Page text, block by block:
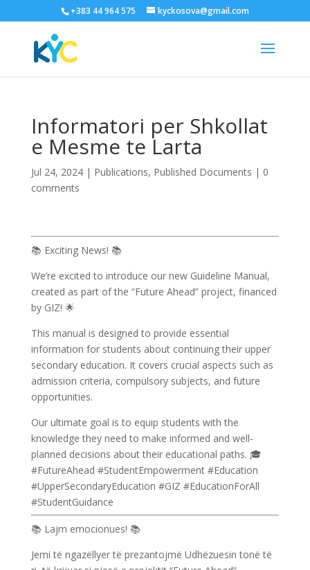
+383 44 964 575 kyckosova@gmail.com
Informatori per Shkollat
e Mesme te Larta
Jul 24, 2024| Publications, Published Documents | 0
comments
📚 Exciting News! 📚
We’re excited to introduce our new Guideline Manual,
created as part of the “Future Ahead” project, financed
by GIZ! 🌟
This manual is designed to provide essential
information for students about continuing their upper
secondary education. It covers crucial aspects such as
admission criteria, compulsory subjects, and future
opportunities.
Our ultimate goal is to equip students with the
knowledge they need to make informed and well-
planned decisions about their educational paths. 🎓
#FutureAhead #StudentEmpowerment #Education
#UpperSecondaryEducation #GIZ #EducationForAll
#StudentGuidance
📚 Lajm emocionues! 📚
Jemi të ngazëllyer të prezantojmë Udhëzuesin tonë të